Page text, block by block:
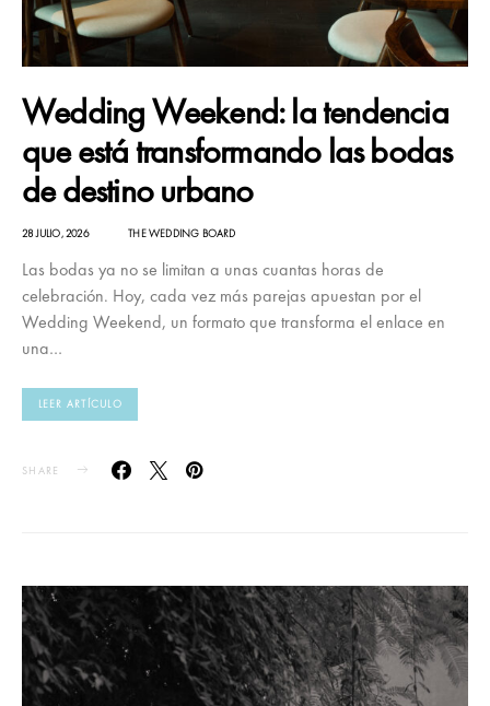
Wedding Weekend: la tendencia
que está transformando las bodas
de destino urbano
28 JULIO, 2026 THE WEDDING BOARD
Las bodas ya no se limitan a unas cuantas horas de
celebración. Hoy, cada vez más parejas apuestan por el
Wedding Weekend, un formato que transforma el enlace en
una…
LEER ARTÍCULO
SHARE